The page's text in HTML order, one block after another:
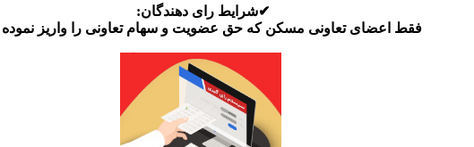
✔شرایط رای دهندگان:
فقط اعضای تعاونی مسکن که حق عضویت و سهام تعاونی را واریز نموده